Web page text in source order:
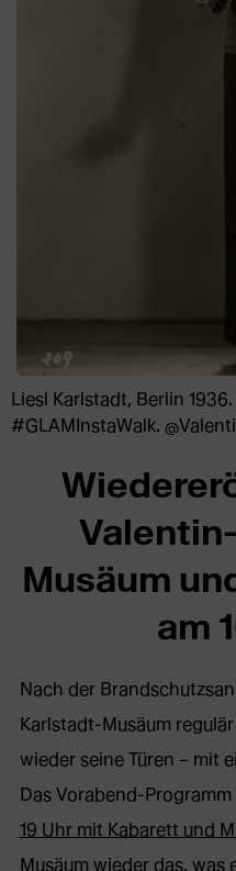
Liesl Karlstadt, Berlin
#GLAMInstaWalk.
Musäum
am
Nach der
Karlstadt-Musäum
wieder seine Türen – mit
Das Vorabend-
19 Uhr mit Kabarett und
Musäum wieder das, was